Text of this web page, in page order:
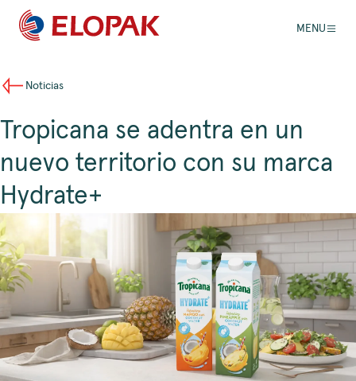
MENU
Noticias
Tropicana se adentra en un
nuevo territorio con su marca
Hydrate+